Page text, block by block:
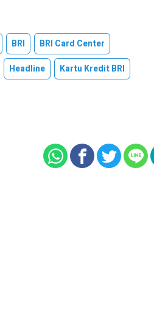
BRI
BRI Card Center
Headline Kartu Kredit BRI